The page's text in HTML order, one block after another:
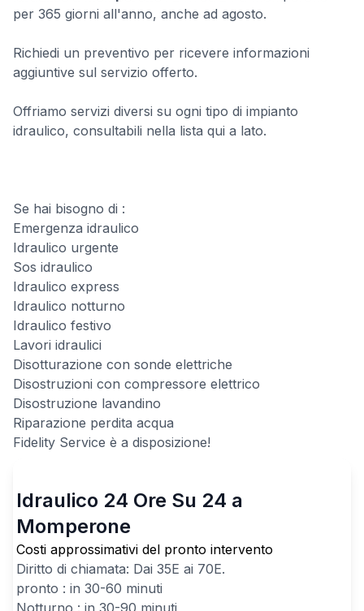
per 365 giorni all'anno, anche ad agosto.
Richiedi un preventivo per ricevere informazioni
aggiuntive sul servizio offerto.
Offriamo servizi diversi su ogni tipo di impianto
idraulico, consultabili nella lista qui a lato.
Se hai bisogno di :
Emergenza idraulico
Idraulico urgente
Sos idraulico
Idraulico express
Idraulico notturno
Idraulico festivo
Lavori idraulici
Disotturazione con sonde elettriche
Disostruzioni con compressore elettrico
Disostruzione lavandino
Riparazione perdita acqua
Fidelity Service è a disposizione!
Idraulico 24 Ore Su 24 a
Momperone
Costi approssimativi del pronto intervento
Diritto di chiamata: Dai 35E ai 70E.
pronto : in 30-60 minuti
Notturno : in 30-90 minuti